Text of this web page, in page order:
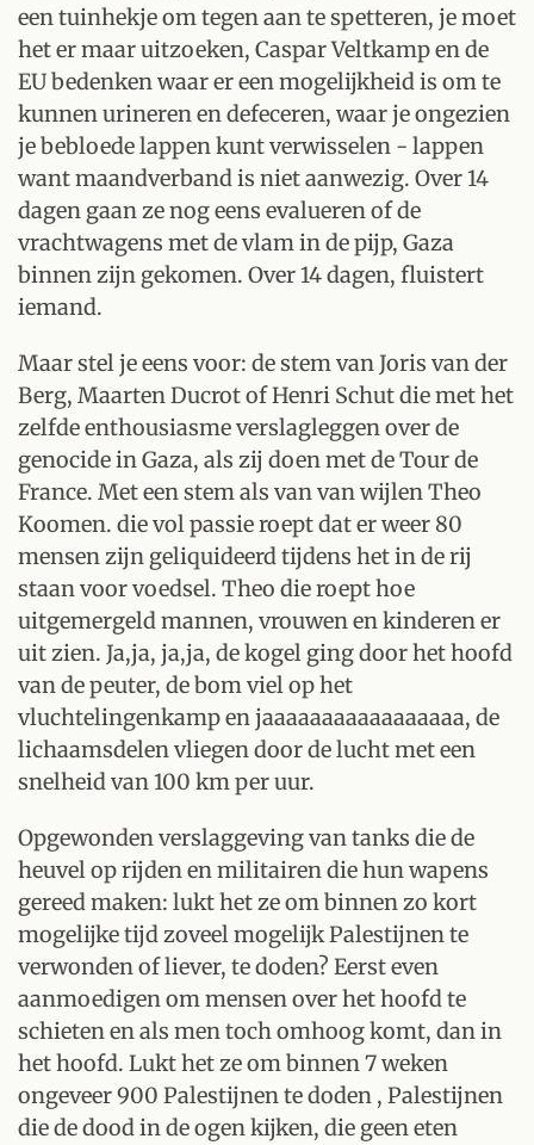
een tuinhekje om tegen aan te spetteren, je moet
het er maar uitzoeken, Caspar Veltkamp en de
EU bedenken waar er een mogelijkheid is om te
kunnen urineren en defeceren, waar je ongezien
je bebloede lappen kunt verwisselen - lappen
want maandverband is niet aanwezig. Over 14
dagen gaan ze nog eens evalueren of de
vrachtwagens met de vlam in de pijp, Gaza
binnen zijn gekomen. Over 14 dagen, fluistert
iemand.
Maar stel je eens voor: de stem van Joris van der
Berg, Maarten Ducrot of Henri Schut die met het
zelfde enthousiasme verslagleggen over de
genocide in Gaza, als zij doen met de Tour de
France. Met een stem als van van wijlen Theo
Koomen. die vol passie roept dat er weer 80
mensen zijn geliquideerd tijdens het in de rij
staan voor voedsel. Theo die roept hoe
uitgemergeld mannen, vrouwen en kinderen er
uit zien. Ja,ja, ja,ja, de kogel ging door het hoofd
van de peuter, de bom viel op het
vluchtelingenkamp en jaaaaaaaaaaaaaaaaa, de
lichaamsdelen vliegen door de lucht met een
snelheid van 100 km per uur.
Opgewonden verslaggeving van tanks die de
heuvel op rijden en militairen die hun wapens
gereed maken: lukt het ze om binnen zo kort
mogelijke tijd zoveel mogelijk Palestijnen te
verwonden of liever, te doden? Eerst even
aanmoedigen om mensen over het hoofd te
schieten en als men toch omhoog komt, dan in
het hoofd. Lukt het ze om binnen 7 weken
ongeveer 900 Palestijnen te doden , Palestijnen
die de dood in de ogen kijken, die geen eten